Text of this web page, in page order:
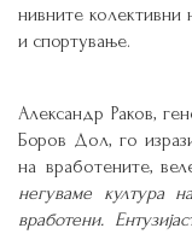
нивните колективни
и спортување.
Александр Раков,
Боров Дол, го
на вработените,
негуваме култура
вработени.